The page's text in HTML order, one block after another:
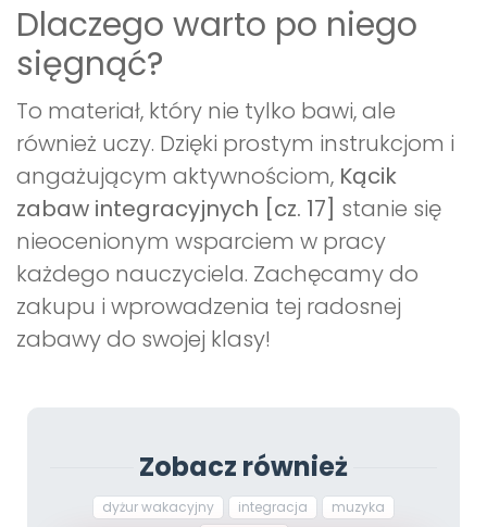
Dlaczego warto po niego
sięgnąć?
To materiał, który nie tylko bawi, ale
również uczy. Dzięki prostym instrukcjom i
angażującym aktywnościom, Kącik
zabaw integracyjnych [cz. 17] stanie się
nieocenionym wsparciem w pracy
każdego nauczyciela. Zachęcamy do
zakupu i wprowadzenia tej radosnej
zabawy do swojej klasy!
Zobacz również
dyżur wakacyjny integracja
muzyka